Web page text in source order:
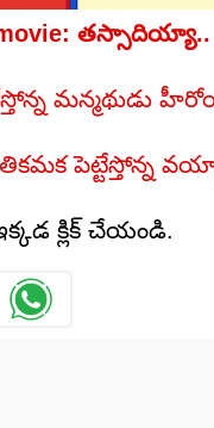
మన్మథుడు
పెట్టేస్తోన్న
క్లిక్ చేయండి.